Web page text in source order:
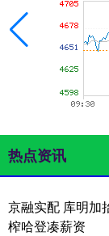
热点资讯
京融实配 库明加
榨哈登凑薪资